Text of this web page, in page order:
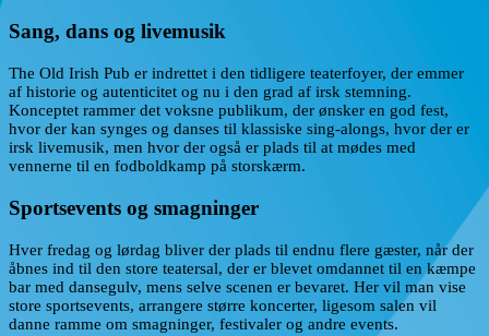
Sang, dans og livemusik
The Old Irish Pub er indrettet i den tidligere teaterfoyer, der emmer
af historie og autenticitet og nu i den grad af irsk stemning.
Konceptet rammer det voksne publikum, der ønsker en god fest,
hvor der kan synges og danses til klassiske sing-alongs, hvor der er
irsk livemusik, men hvor der også er plads til at mødes med
vennerne til en fodboldkamp på storskærm.
Sportsevents og smagninger
Hver fredag og lørdag bliver der plads til endnu flere gæster, når der
åbnes ind til den store teatersal, der er blevet omdannet til en kæmpe
bar med dansegulv, mens selve scenen er bevaret. Her vil man vise
store sportsevents, arrangere større koncerter, ligesom salen vil
danne ramme om smagninger, festivaler og andre events.